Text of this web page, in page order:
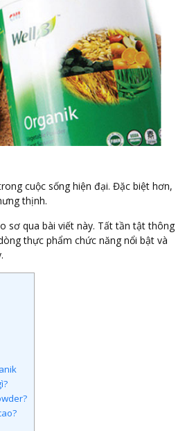
cuộc sống hiện đại. Đặc biệt hơn,
thịnh.
sơ qua bài viết này. Tất tần tật thông
thực phẩm chức năng nổi bật và